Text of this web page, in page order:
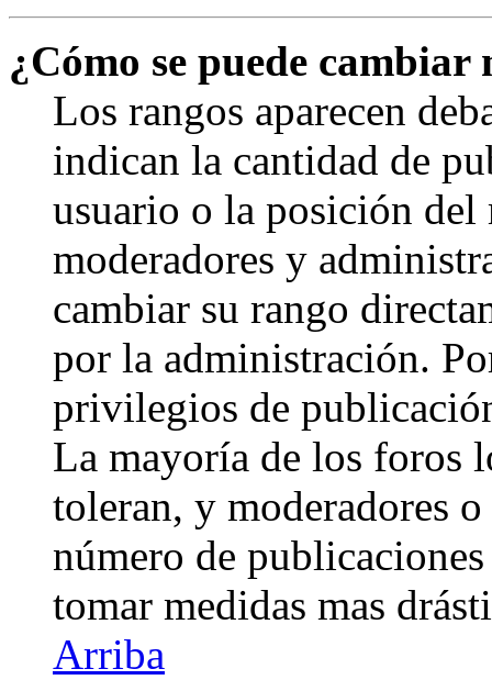
¿Cómo se puede cambiar
Los rangos aparecen
indican la cantidad de
usuario o la posición
moderadores y
cambiar su rango
por la administración.
privilegios de
La mayoría de los foros
toleran, y moderadores
número de
tomar medidas mas
Arriba